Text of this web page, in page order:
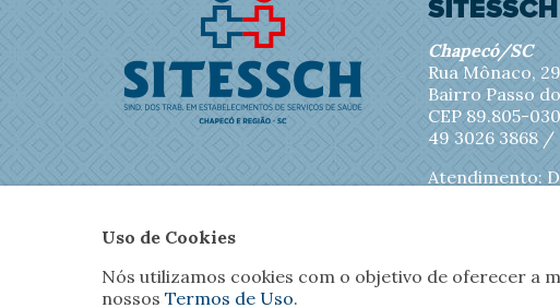
Chapecó/SC
Rua Mônaco,
Bairro Passo
CEP 89.805-030
49 3026 3868 /
Atendimento:
Uso de Cookies
Nós utilizamos cookies com o objetivo de oferecer a
nossos Termos de Uso.